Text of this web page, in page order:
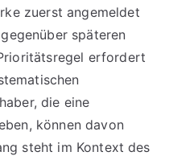
zuerst angemeldet
späteren
erfordert
die eine
können davon
steht im Kontext des